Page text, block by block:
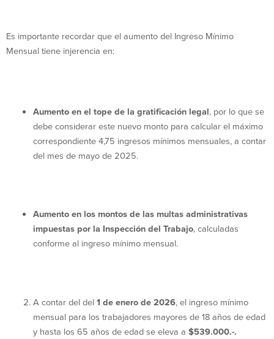
Es importante recordar que el aumento del Ingreso Mínimo
Mensual tiene injerencia en:
Aumento en el tope de la gratificación legal, por lo que se
debe considerar este nuevo monto para calcular el máximo
correspondiente 4,75 ingresos mínimos mensuales, a contar
del mes de mayo de 2025.
Aumento en los montos de las multas administrativas
impuestas por la Inspección del Trabajo, calculadas
conforme al ingreso mínimo mensual.
A contar del del1 de enero de 2026, el ingreso mínimo
mensual para los trabajadores mayores de 18 años de edad
y hasta los 65 años de edad se eleva a $539.000.-.